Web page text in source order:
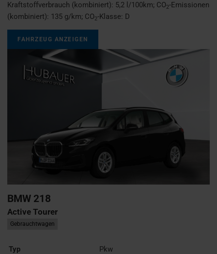
Kraftstoffverbrauch (kombiniert): 5,2 l/100km; CO2-Emissionen
(kombiniert): 135 g/km; CO2-Klasse: D
FAHRZEUG ANZEIGEN
BMW 218
Active Tourer
Gebrauchtwagen
Typ
Pkw